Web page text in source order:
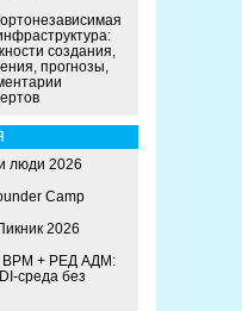
создания,
прогнозы,
люди 2026
Camp
2026
ВРМ + РЕД АДМ:
среда без